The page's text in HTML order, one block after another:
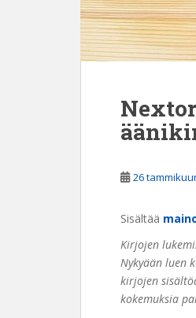
26
Sisältää
Kirjojen
Nykyään luen
kirjojen
kokemuksia